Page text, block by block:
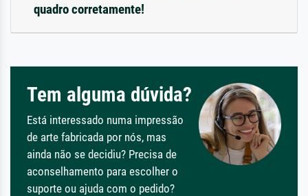
quadro corretamente!
Tem alguma dúvida?
Está interessado numa impressão
de arte fabricada por nós, mas
ainda não se decidiu? Precisa de
aconselhamento para escolher o
suporte ou ajuda com o pedido?